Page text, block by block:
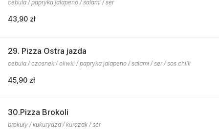
cebula / papryka jalapeno / salami / ser
43,90 zł
29. Pizza Ostra jazda
cebula / czosnek / oliwki / papryka jalapeno / salami / ser / sos chilli
45,90 zł
30.Pizza Brokoli
brokuły / kukurydza / kurczak / ser